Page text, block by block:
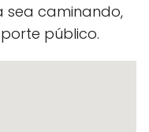
sea caminando,
público.